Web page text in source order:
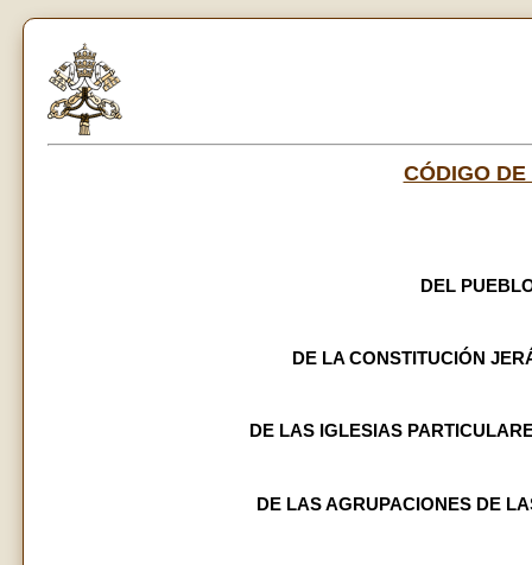
CÓDIGO
DEL
DE LA CONSTITUCIÓN
DE LAS IGLESIAS
DE LAS AGRUPACIONES DE